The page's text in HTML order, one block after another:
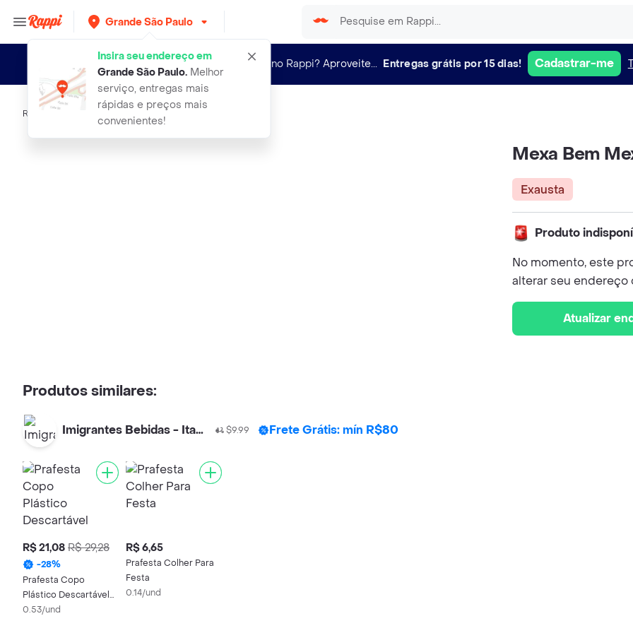
Grande São Paulo
Insira seu endereço em
Grande São Paulo.Melhor
serviço, entregas mais
rápidas e preços mais
convenientes!
Novo no Rappi? Aproveite... Entregas grátis por 15 dias! Cadastrar-me
Rappi mexa bem mexedor plastico para cafe
Mexa Bem
Exausta
Produto
No momento, este
alterar seu
Atualizar
Produtos similares:
Imigrantes Bebidas - Itaim $9.99 Frete Grátis: mín R$80
R$ 21,08 R$ 29,28
-28%
Prafesta Copo
Plástico Descartável
Cristal
0.53/und
R$ 6,65
Prafesta Colher Para
Festa
0.14/und